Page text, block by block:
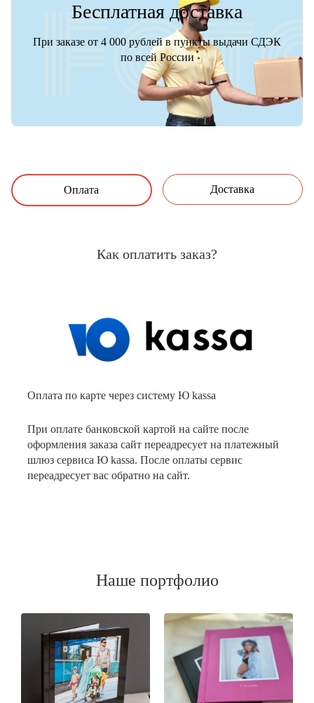
Бесплатная доставка
При заказе от 4 000 рублей в пункты выдачи СДЭК
по всей России
Оплата Доставка
Как оплатить заказ?
Оплата по карте через систему Ю kassa
При оплате банковской картой на сайте после
оформления заказа сайт переадресует на платежный
шлюз сервиса Ю kassa. После оплаты сервис
переадресует вас обратно на сайт.
Наше портфолио